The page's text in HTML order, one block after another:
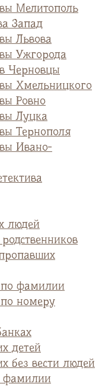
Мелитополь
Запад
Львова
Ужгорода
Черновцы
Хмельницкого
Ровно
Луцка
Тернополя
Ивано-
людей
по фамилии
по номеру
детей
без вести людей
фамилии